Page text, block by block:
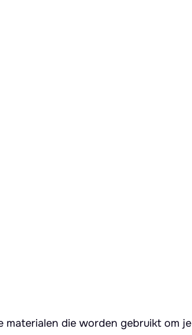
die worden gebruikt om je